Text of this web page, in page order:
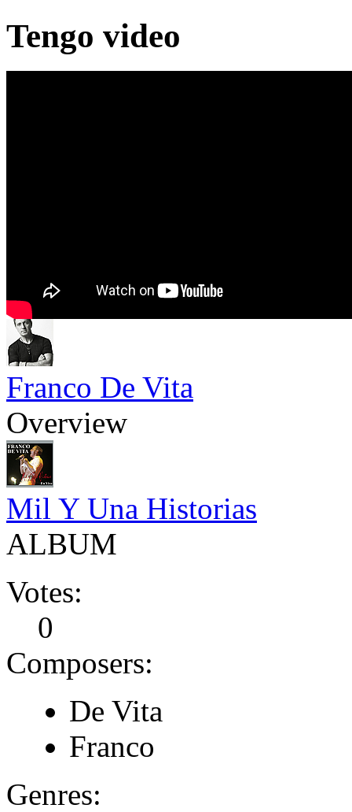
Tengo video
Franco De Vita
Overview
Mil Y Una Historias
ALBUM
Votes:
0
Composers:
De Vita
Franco
Genres: